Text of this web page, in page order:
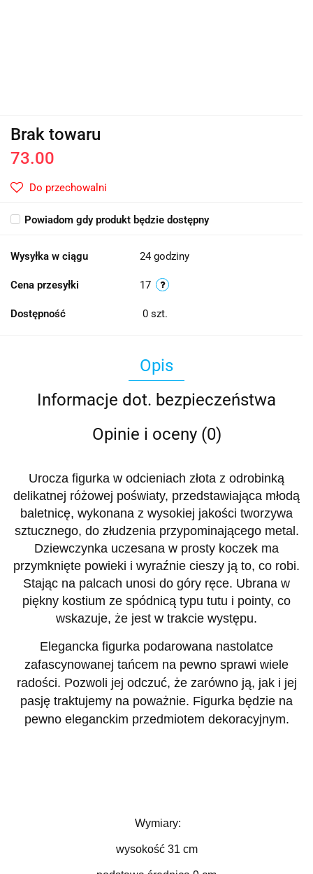
Brak towaru
73.00
Do przechowalni
Powiadom gdy produkt będzie dostępny
Wysyłka w ciągu 24 godziny
Cena przesyłki 17
Dostępność 0 szt.
Opis
Informacje dot. bezpieczeństwa
Opinie i oceny (0)
Urocza figurka w odcieniach złota z odrobinką
delikatnej różowej poświaty, przedstawiająca młodą
baletnicę, wykonana z wysokiej jakości tworzywa
sztucznego, do złudzenia przypominającego metal.
Dziewczynka uczesana w prosty koczek ma
przymknięte powieki i wyraźnie cieszy ją to, co robi.
Stając na palcach unosi do góry ręce. Ubrana w
piękny kostium ze spódnicą typu tutu i pointy, co
wskazuje, że jest w trakcie występu.
Elegancka figurka podarowana nastolatce
zafascynowanej tańcem na pewno sprawi wiele
radości. Pozwoli jej odczuć, że zarówno ją, jak i jej
pasję traktujemy na poważnie. Figurka będzie na
pewno eleganckim przedmiotem dekoracyjnym.
Wymiary:
wysokość 31 cm